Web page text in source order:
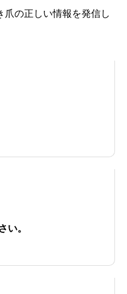
爪の正しい情報を発信し
い。